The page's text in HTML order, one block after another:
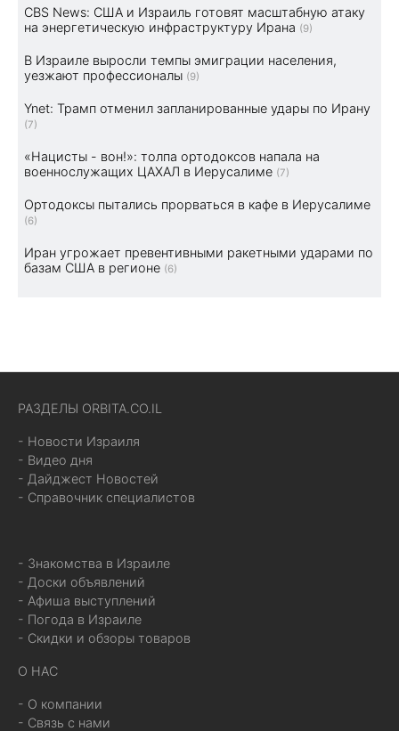
CBS News: США и Израиль готовят масштабную атаку
на энергетическую инфраструктуру Ирана (9)
В Израиле выросли темпы эмиграции населения,
уезжают профессионалы (9)
Ynet: Трамп отменил запланированные удары по Ирану
(7)
«Нацисты - вон!»: толпа ортодоксов напала на
военнослужащих ЦАХАЛ в Иерусалиме (7)
Ортодоксы пытались прорваться в кафе в Иерусалиме
(6)
Иран угрожает превентивными ракетными ударами по
базам США в регионе (6)
РАЗДЕЛЫ ORBITA.CO.IL
- Новости Израиля
- Видео дня
- Дайджест Новостей
- Справочник специалистов
- Знакомства в Израиле
- Доски объявлений
- Афиша выступлений
- Погода в Израиле
- Скидки и обзоры товаров
О НАС
- О компании
- Связь с нами